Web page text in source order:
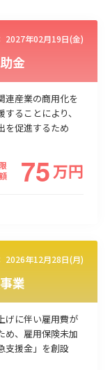
農業･林業
漁業
設備投資
2027年02月19日(金)
金
連産業の商用化を
ることにより、
を促進するため
75万円
2026年12月28日(月)
業
げに伴い雇用費が
め、雇用保険未加
支援金」を創設